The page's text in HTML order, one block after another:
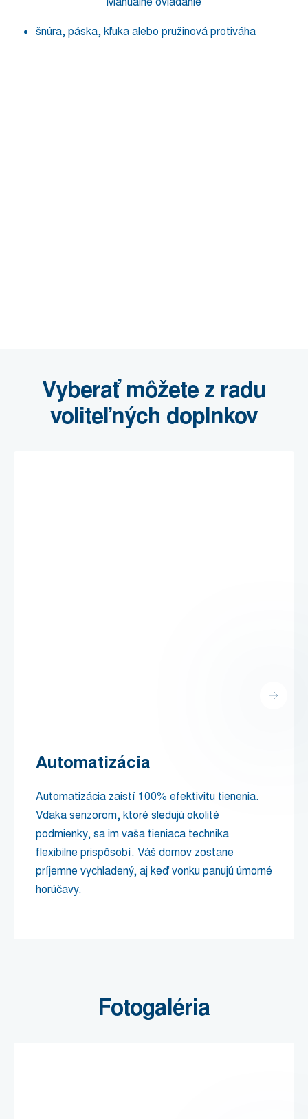
šnúra, páska, kľuka alebo pružinová protiváha
Vyberať môžete z radu
voliteľných doplnkov
Automatizácia
Automatizácia zaistí 100% efektivitu tienenia.
Vďaka senzorom, ktoré sledujú okolité
podmienky, sa im vaša tieniaca technika
flexibilne prispôsobí. Váš domov zostane
príjemne vychladený, aj keď vonku panujú úmorné
horúčavy.
Fotogaléria